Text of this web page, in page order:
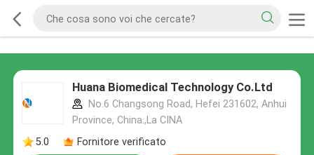
Huana Biomedical Technology Co.Ltd
No.6 Changsong Road, Hefei 231602, Anhui
Province, China.,La CINA
5.0
Fornitore verificato